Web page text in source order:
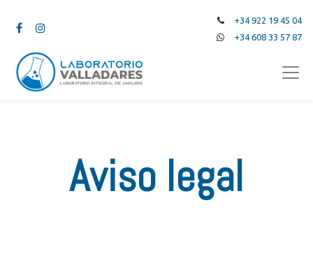
+34 922 19 45 04
+34 608 33 57 87
Aviso legal